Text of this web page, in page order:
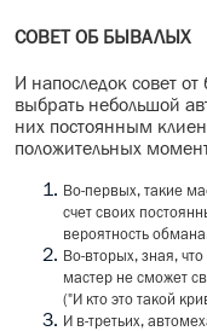
СОВЕТ ОБ БЫВАЛЫХ
И напоследок совет
выбрать небольшой
них постоянным
положительных
Во-первых, такие
счет своих
вероятность
Во-вторых, зная,
мастер не сможет
("И кто это такой
И в-третьих,